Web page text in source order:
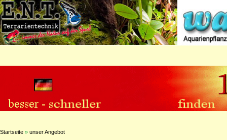
Startseite » unser Angebot